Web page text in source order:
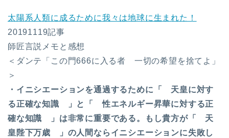
太陽系人類に成るために我々は地球に生まれた！
20191119記事
師匠言説メモと感想
＜ダンテ「この門666に入る者 一切の希望を捨てよ」
＞
・イニシエーションを通過するために「 天皇に対す
る正確な知識 」と「 性エネルギー昇華に対する正
確な知識 」は非常に重要である。もし貴方が「 天
皇陛下万歳 」の人間ならイニシエーションに失敗し